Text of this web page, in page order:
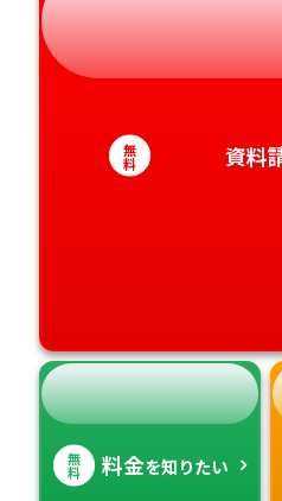
静岡
和歌
徳島
愛媛
大分
鹿児
無
料 資料
無
料 料金を知りたい